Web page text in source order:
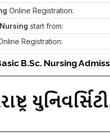
Online Registration:
start from:
Registration:
B.Sc. Nursing